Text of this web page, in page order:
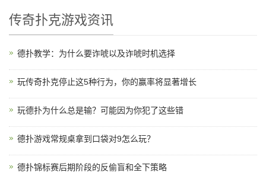
传奇扑克游戏资讯
德扑教学：为什么要诈唬以及诈唬时机选择
玩传奇扑克停止这5种行为，你的赢率将显著增长
玩德扑为什么总是输？可能因为你犯了这些错
德扑游戏常规桌拿到口袋对9怎么玩？
德扑锦标赛后期阶段的反偷盲和全下策略